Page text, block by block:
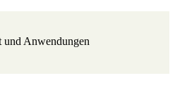
und Anwendungen